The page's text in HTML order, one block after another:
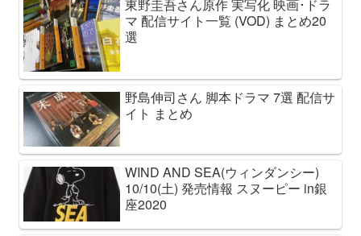
東野圭吾さん原作 実写化 映画･ドラ
マ 配信サイト一覧 (VOD) まとめ20
選
野島伸司さん 脚本ドラマ 7選 配信サ
イト まとめ
WIND AND SEA(ウィンダンシー)
10/10(土) 発売情報 スヌーピー in銀
座2020